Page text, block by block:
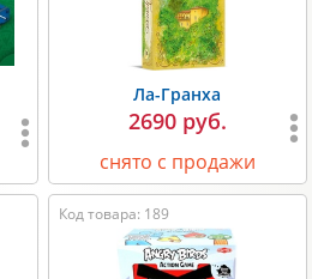
Ла-Гранха
2690 руб.
снято с продажи
Код товара: 189